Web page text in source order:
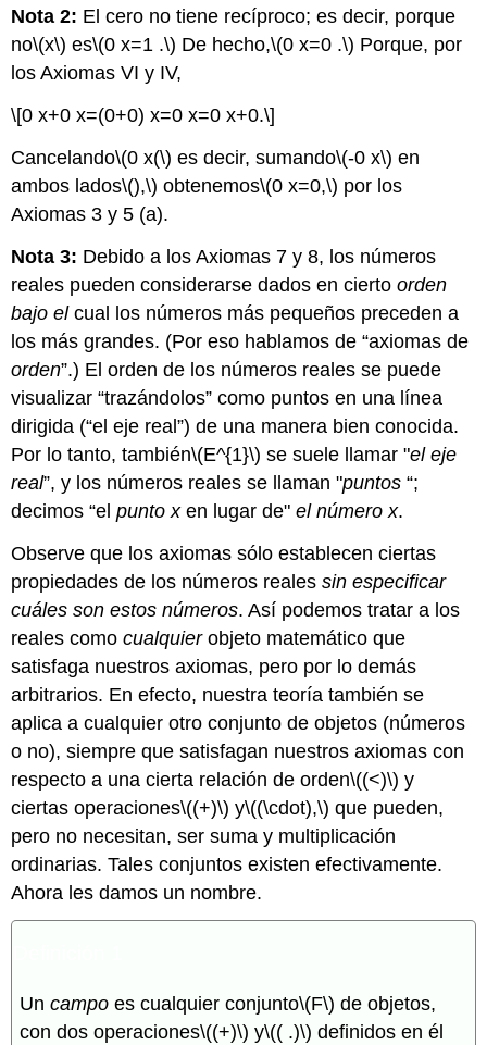
Nota 2: El cero no tiene recíproco; es decir, porque
no\(x\) es\(0 x=1 .\) De hecho,\(0 x=0 .\) Porque, por
los Axiomas VI y IV,
\[0 x+0 x=(0+0) x=0 x=0 x+0.\]
Cancelando\(0 x(\) es decir, sumando\(-0 x\) en
ambos lados\(),\) obtenemos\(0 x=0,\) por los
Axiomas 3 y 5 (a).
Nota 3: Debido a los Axiomas 7 y 8, los números
reales pueden considerarse dados en ciertoorden
bajo elcual los números más pequeños preceden a
los más grandes. (Por eso hablamos de “axiomas de
orden”.) El orden de los números reales se puede
visualizar “trazándolos” como puntos en una línea
dirigida (“el eje real”) de una manera bien conocida.
Por lo tanto, también\(E^{1}\) se suele llamar "el eje
real”, y los números reales se llaman "puntos “;
decimos “elpunto xen lugar de"el número x.
Observe que los axiomas sólo establecen ciertas
propiedades de los números realessin especificar
cuáles son estos números. Así podemos tratar a los
reales comocualquierobjeto matemático que
satisfaga nuestros axiomas, pero por lo demás
arbitrarios. En efecto, nuestra teoría también se
aplica a cualquier otro conjunto de objetos (números
o no), siempre que satisfagan nuestros axiomas con
respecto a una cierta relación de orden\((<)\) y
ciertas operaciones\((+)\) y\((\cdot),\) que pueden,
pero no necesitan, ser suma y multiplicación
ordinarias. Tales conjuntos existen efectivamente.
Ahora les damos un nombre.
Uncampo es cualquier conjunto\(F\) de objetos,
con dos operaciones\((+)\) y\(( .)\) definidos en él